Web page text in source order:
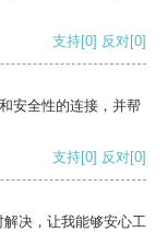
支持[0] 反对[0]
安全性的连接，并帮
支持[0] 反对[0]
决，让我能够安心工